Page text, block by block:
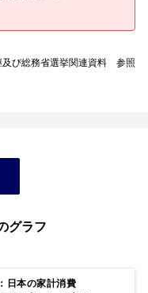
び総務省選挙関連資料 参照
グラフ
日本の家計消費